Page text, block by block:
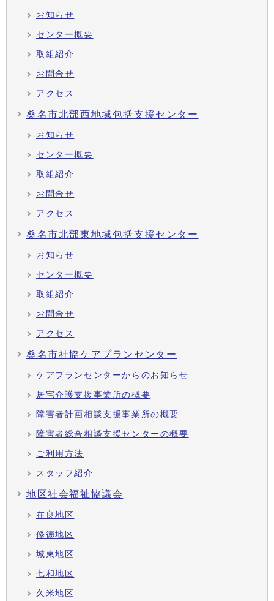
お知らせ
センター概要
取組紹介
お問合せ
アクセス
桑名市北部西地域包括支援センター
お知らせ
センター概要
取組紹介
お問合せ
アクセス
桑名市北部東地域包括支援センター
お知らせ
センター概要
取組紹介
お問合せ
アクセス
桑名市社協ケアプランセンター
ケアプランセンターからのお知らせ
居宅介護支援事業所の概要
障害者計画相談支援事業所の概要
障害者総合相談支援センターの概要
ご利用方法
スタッフ紹介
地区社会福祉協議会
在良地区
修徳地区
城東地区
七和地区
久米地区